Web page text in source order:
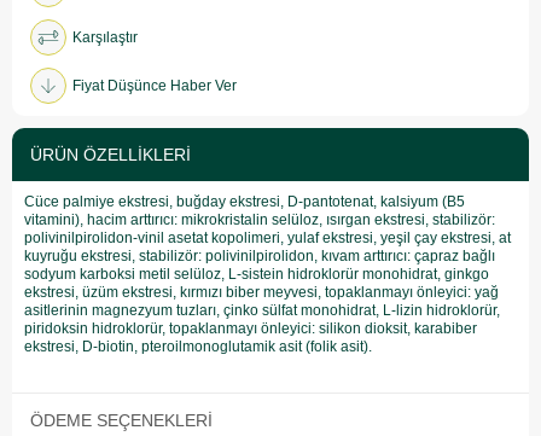
Karşılaştır
Fiyat Düşünce Haber Ver
ÜRÜN ÖZELLIKLERI
Cüce palmiye ekstresi, buğday ekstresi, D-pantotenat, kalsiyum (B5
vitamini), hacim arttırıcı: mikrokristalin selüloz, ısırgan ekstresi, stabilizör:
polivinilpirolidon-vinil asetat kopolimeri, yulaf ekstresi, yeşil çay ekstresi, at
kuyruğu ekstresi, stabilizör: polivinilpirolidon, kıvam arttırıcı: çapraz bağlı
sodyum karboksi metil selüloz, L-sistein hidroklorür monohidrat, ginkgo
ekstresi, üzüm ekstresi, kırmızı biber meyvesi, topaklanmayı önleyici: yağ
asitlerinin magnezyum tuzları, çinko sülfat monohidrat, L-lizin hidroklorür,
piridoksin hidroklorür, topaklanmayı önleyici: silikon dioksit, karabiber
ekstresi, D-biotin, pteroilmonoglutamik asit (folik asit).
ÖDEME SEÇENEKLERI